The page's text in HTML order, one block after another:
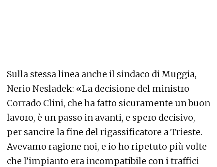
Sulla stessa linea anche il sindaco di Muggia,
Nerio Nesladek: «La decisione del ministro
Corrado Clini, che ha fatto sicuramente un buon
lavoro, è un passo in avanti, e spero decisivo,
per sancire la fine del rigassificatore a Trieste.
Avevamo ragione noi, e io ho ripetuto più volte
che l’impianto era incompatibile con i traffici